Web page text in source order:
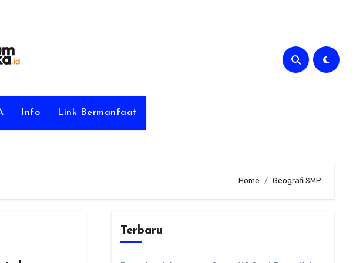
Info Link Bermanfaat
Home Geografi SMP
Terbaru